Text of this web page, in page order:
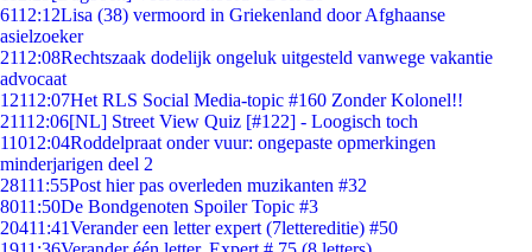
6112:12Lisa (38) vermoord in Griekenland door Afghaanse
asielzoeker
2112:08Rechtszaak dodelijk ongeluk uitgesteld vanwege vakantie
advocaat
12112:07Het RLS Social Media-topic #160 Zonder Kolonel!!
21112:06[NL] Street View Quiz [#122] - Loogisch toch
11012:04Roddelpraat onder vuur: ongepaste opmerkingen
minderjarigen deel 2
28111:55Post hier pas overleden muzikanten #32
8011:50De Bondgenoten Spoiler Topic #3
20411:41Verander een letter expert (7lettereditie) #50